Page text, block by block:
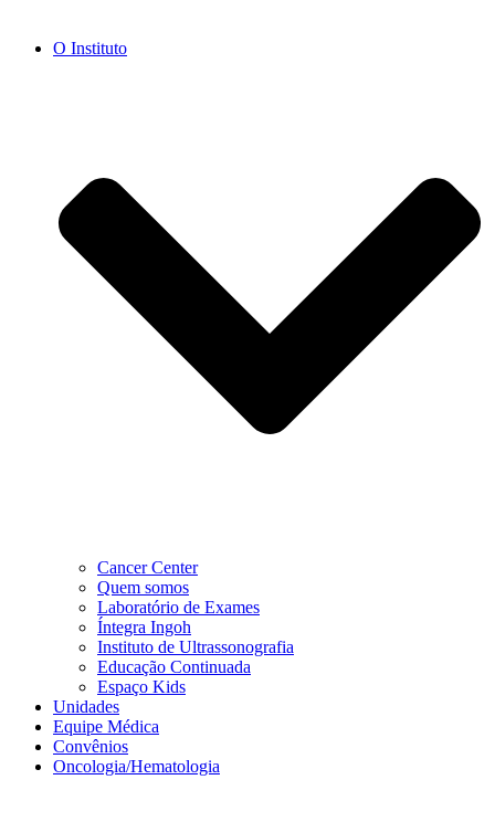
O Instituto
Cancer Center
Quem somos
Laboratório de Exames
Íntegra Ingoh
Instituto de Ultrassonografia
Educação Continuada
Espaço Kids
Unidades
Equipe Médica
Convênios
Oncologia/Hematologia